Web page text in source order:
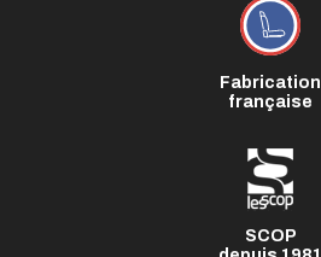
Fabrication
française
SCOP